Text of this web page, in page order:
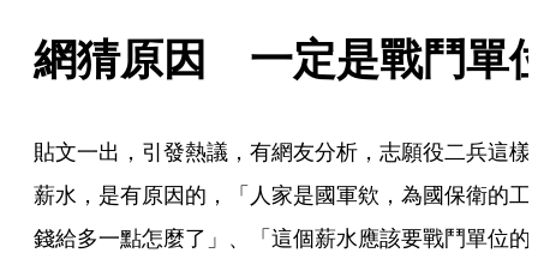
網猜原因　一定是戰鬥單
貼文一出，引發熱議，有網友分析，志願役二兵這樣
薪水，是有原因的，「人家是國軍欸，為國保衛的工
錢給多一點怎麼了」、「這個薪水應該要戰鬥單位的